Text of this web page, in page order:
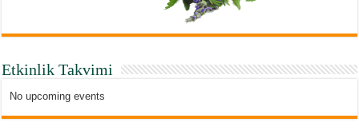
Etkinlik Takvimi
No upcoming events